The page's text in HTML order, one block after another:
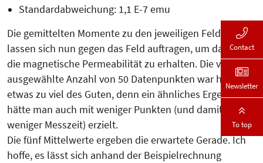
Standardabweichung: 1,1 E-7 emu
Die gemittelten Momente zu den jeweiligen Feldern
lassen sich nun gegen das Feld auftragen, um daraus
die magnetische Permeabilität zu erhalten. Die vorab
ausgewählte Anzahl von 50 Datenpunkten war hier
etwas zu viel des Guten, denn ein ähnliches Ergebnis
hätte man auch mit weniger Punkten (und damit
weniger Messzeit) erzielt.
Die fünf Mittelwerte ergeben die erwartete Gerade. Ich
hoffe, es lässt sich anhand der Beispielrechnung
Contact
Newsletter
To top